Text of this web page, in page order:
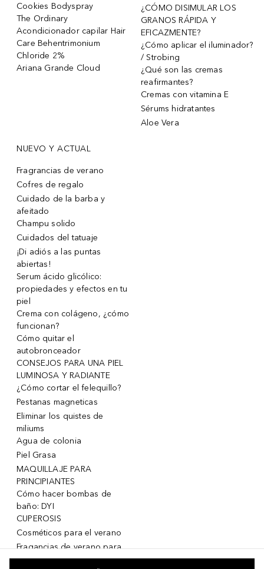
Cookies Bodyspray
The Ordinary
Acondicionador capilar Hair
Care Behentrimonium
Chloride 2%
Ariana Grande Cloud
¿CÓMO DISIMULAR LOS
GRANOS RÁPIDA Y
EFICAZMENTE?
¿Cómo aplicar el iluminador?
/ Strobing
¿Qué son las cremas
reafirmantes?
Cremas con vitamina E
Sérums hidratantes
Aloe Vera
NUEVO Y ACTUAL
Fragrancias de verano
Cofres de regalo
Cuidado de la barba y
afeitado
Champu solido
Cuidados del tatuaje
¡Di adiós a las puntas
abiertas!
Serum ácido glicólico:
propiedades y efectos en tu
piel
Crema con colágeno, ¿cómo
funcionan?
Cómo quitar el
autobronceador
CONSEJOS PARA UNA PIEL
LUMINOSA Y RADIANTE
¿Cómo cortar el felequillo?
Pestanas magneticas
Eliminar los quistes de
miliums
Agua de colonia
Piel Grasa
MAQUILLAJE PARA
PRINCIPIANTES
Cómo hacer bombas de
baño: DYI
CUPEROSIS
Cosméticos para el verano
Fragancias de verano para
mujeres